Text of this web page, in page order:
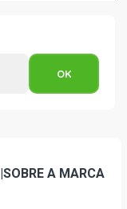
|SOBRE A MARCA